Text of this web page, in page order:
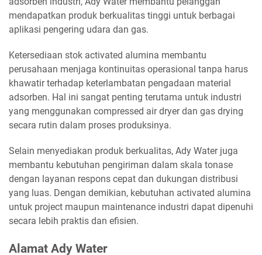
mendapatkan produk berkualitas tinggi untuk berbagai
aplikasi pengering udara dan gas.
Ketersediaan stok activated alumina membantu
perusahaan menjaga kontinuitas operasional tanpa harus
khawatir terhadap keterlambatan pengadaan material
adsorben. Hal ini sangat penting terutama untuk industri
yang menggunakan compressed air dryer dan gas drying
secara rutin dalam proses produksinya.
Selain menyediakan produk berkualitas, Ady Water juga
membantu kebutuhan pengiriman dalam skala tonase
dengan layanan respons cepat dan dukungan distribusi
yang luas. Dengan demikian, kebutuhan activated alumina
untuk project maupun maintenance industri dapat dipenuhi
secara lebih praktis dan efisien.
Alamat Ady Water